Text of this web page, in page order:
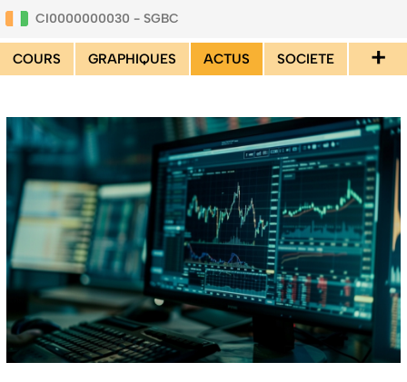
CI0000000030 - SGBC
COURS GRAPHIQUES ACTUS SOCIETE +